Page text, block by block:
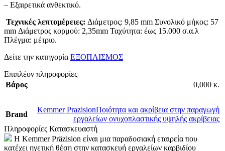
– Eξαιρετικά ανθεκτικό.
Τεχνικές λεπτομέρειες: Διάμετρος: 9,85 mm Συνολικό μήκος: 57
mm Διάμετρος κορμού: 2,35mm Ταχύτητα: έως 15.000 σ.α.λ
Πλέγμα: μέτριο.
Δείτε την κατηγορία ΕΞΟΠΛΙΣΜΟΣ
Επιπλέον πληροφορίες
Βάρος
0,000 κ.
Brand
Kemmer PrazisionΠοιότητα και ακρίβεια στην παραγωγή
εργαλείων ονυχοπλαστικής υψηλής ακρίβειας
Πληροφορίες Κατασκευαστή
Η Kemmer Präzision είναι μια παραδοσιακή εταιρεία που
κατέχει ηγετική θέση στην κατασκευή εργαλείων καρβιδίου